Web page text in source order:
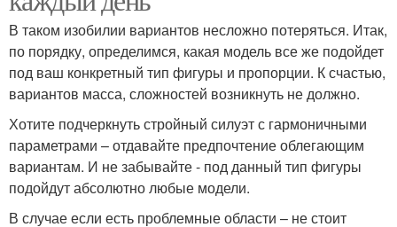
В таком изобилии вариантов несложно потеряться. Итак,
по порядку, определимся, какая модель все же подойдет
под ваш конкретный тип фигуры и пропорции. К счастью,
вариантов масса, сложностей возникнуть не должно.
Хотите подчеркнуть стройный силуэт с гармоничными
параметрами – отдавайте предпочтение облегающим
вариантам. И не забывайте - под данный тип фигуры
подойдут абсолютно любые модели.
В случае если есть проблемные области – не стоит